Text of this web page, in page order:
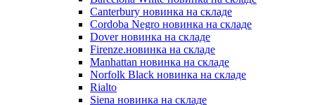
Canterbury новинка на складе
Cordoba Negro новинка на складе
Dover новинка на складе
Firenze.новинка на складе
Manhattan новинка на складе
Norfolk Black новинка на складе
Rialto
Siena новинка на складе